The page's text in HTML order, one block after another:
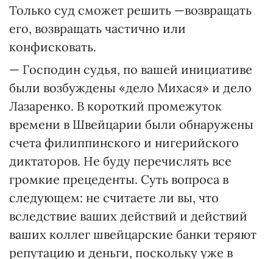
Только суд сможет решить —возвращать
его, возвращать частично или
конфисковать.
— Господин судья, по вашей инициативе
были возбуждены «дело Михася» и дело
Лазаренко. В короткий промежуток
времени в Швейцарии были обнаружены
счета филиппинского и нигерийского
диктаторов. Не буду перечислять все
громкие прецеденты. Суть вопроса в
следующем: не считаете ли вы, что
вследствие ваших действий и действий
ваших коллег швейцарские банки теряют
репутацию и деньги, поскольку уже в